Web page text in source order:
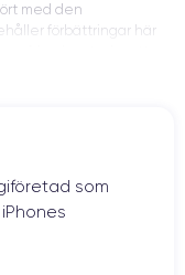
med den
förbättringar här
Man kan tycka att
Dessutom
X av två anledningar:
skärmen. som